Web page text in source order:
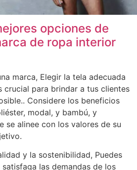
opciones de
de ropa interior
marca, Elegir la tela adecuada
crucial para brindar a tus clientes
Considere los beneficios
modal, y bambú, y
se alinee con los valores de su
y la sostenibilidad, Puedes
las demandas de los